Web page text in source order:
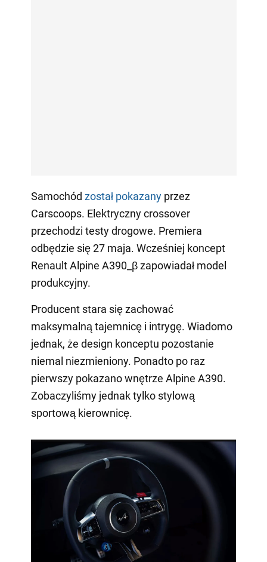
Samochód został pokazanyprzez
Carscoops. Elektryczny crossover
przechodzi testy drogowe. Premiera
odbędzie się 27 maja. Wcześniej koncept
Renault Alpine A390_β zapowiadał model
produkcyjny.
Producent stara się zachować
maksymalną tajemnicę i intrygę. Wiadomo
jednak, że design konceptu pozostanie
niemal niezmieniony. Ponadto po raz
pierwszy pokazano wnętrze Alpine A390.
Zobaczyliśmy jednak tylko stylową
sportową kierownicę.